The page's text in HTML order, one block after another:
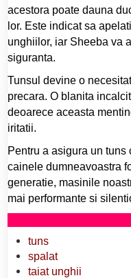
acestora poate dauna
lor. Este indicat sa
unghiilor, iar Sheeba va
siguranta.
Tunsul devine o
precara. O blanita
deoarece aceasta
iritatii.
Pentru a asigura un
cainele dumneavoastra
generatie, masinile
mai performante si
tuns
spalat
taiat unghii